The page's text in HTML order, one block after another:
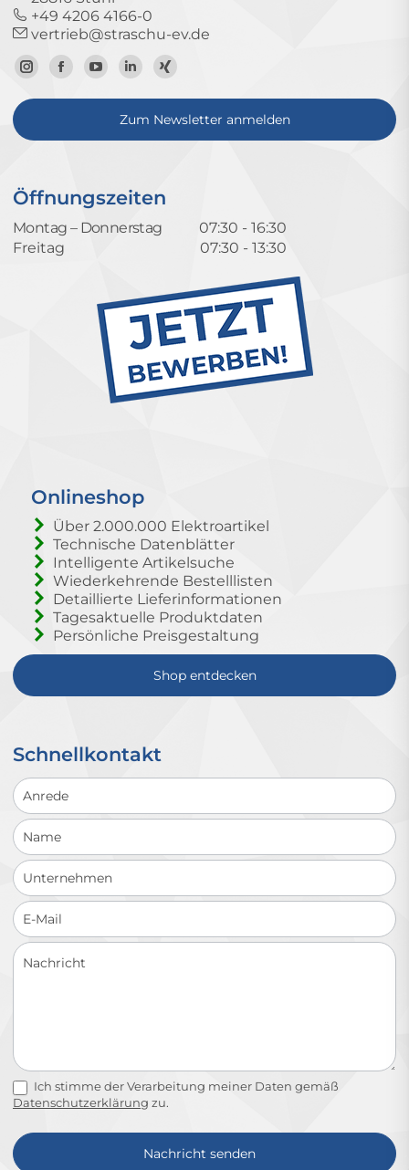
+49 4206 4166-0
vertrieb@straschu-ev.de
Zum
Instagram-
Zur
Facebook-
Zum
YouTube-
Kanal
Zum
LinkedIn-
Profil
Zum
Xing-
Profil
Zum Newsletter anmelden
Öffnungszeiten
Montag – Donnerstag
07:30 - 16:30
Freitag
07:30 - 13:30
Onlineshop
Über 2.000.000 Elektroartikel
Technische Datenblätter
Intelligente Artikelsuche
Wiederkehrende Bestelllisten
Detaillierte Lieferinformationen
Tagesaktuelle Produktdaten
Persönliche Preisgestaltung
Shop entdecken
Schnellkontakt
Schnellkontakt
Ich stimme der Verarbeitung meiner Daten gemäß
Datenschutzerklärung zu.
Nachricht senden